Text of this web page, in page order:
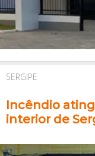
SERGIPE
Incêndio
interior de